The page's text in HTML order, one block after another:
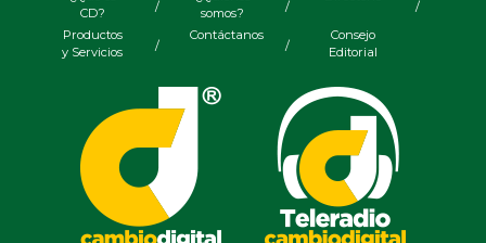
CD?
/
somos?
/
/
Productos
y Servicios
/
Contáctanos
/
Consejo
Editorial